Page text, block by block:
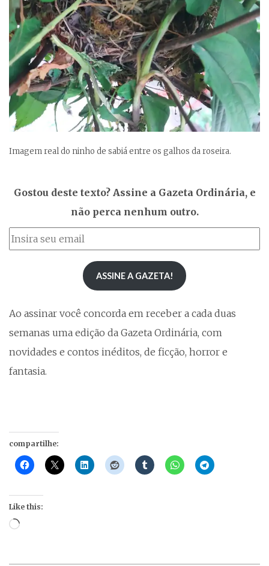
Imagem real do ninho de sabiá entre os galhos da roseira.
Gostou deste texto? Assine a Gazeta Ordinária, e
não perca nenhum outro.
ASSINE A GAZETA!
Ao assinar você concorda em receber a cada duas
semanas uma edição da Gazeta Ordinária, com
novidades e contos inéditos, de ficção, horror e
fantasia.
compartilhe:
Like this:
Loading…